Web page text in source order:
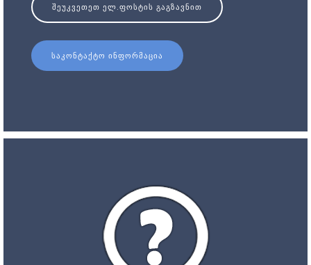
ᲨᲔᲣᲙᲕᲔᲗᲔᲗ ᲔᲚ.ᲤᲝᲡᲢᲘᲡ ᲒᲐᲒᲖᲐᲕᲜᲘᲗ
ᲡᲐᲙᲝᲜᲢᲐᲥᲢᲝ ᲘᲜᲤᲝᲠᲛᲐᲪᲘᲐ